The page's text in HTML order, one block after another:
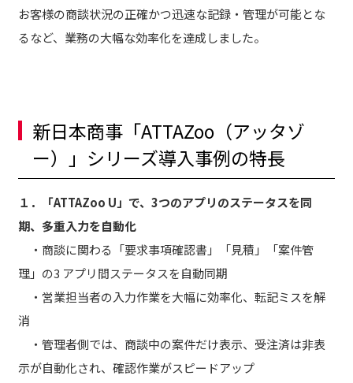
お客様の商談状況の正確かつ迅速な記録・管理が可能とな
るなど、業務の大幅な効率化を達成しました。
新日本商事「ATTAZoo（アッタゾ
ー）」シリーズ導入事例の特長
１．「ATTAZoo U」で、3つのアプリのステータスを同
期、多重入力を自動化
・商談に関わる「要求事項確認書」「見積」「案件管
理」の3 アプリ間ステータスを自動同期
・営業担当者の入力作業を大幅に効率化、転記ミスを解
消
・管理者側では、商談中の案件だけ表示、受注済は非表
示が自動化され、確認作業がスピードアップ